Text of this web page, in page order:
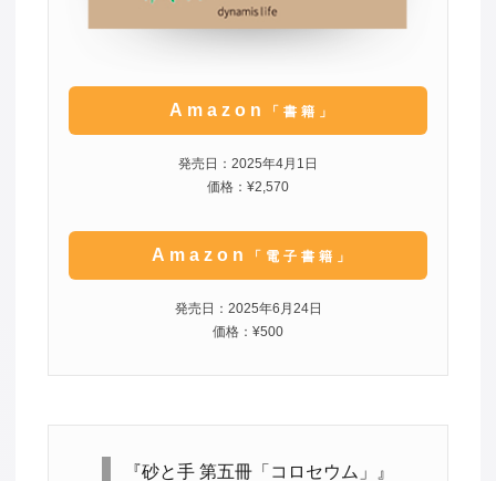
Amazon 「書籍」
発売日：2025年4月1日
価格：¥2,570
Amazon 「電子書籍」
発売日：2025年6月24日
価格：¥500
『砂と手 第五冊「コロセウム」』